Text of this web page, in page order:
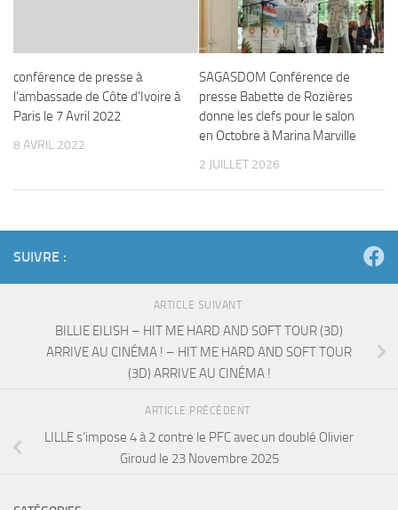
conférence de presse à
l’ambassade de Côte d’Ivoire à
Paris le 7 Avril 2022
8 AVRIL 2022
SAGASDOM Conférence de
presse Babette de Rozières
donne les clefs pour le salon
en Octobre à Marina Marville
2 JUILLET 2026
SUIVRE :
ARTICLE SUIVANT
BILLIE EILISH – HIT ME HARD AND SOFT TOUR (3D)
ARRIVE AU CINÉMA ! – HIT ME HARD AND SOFT TOUR
(3D) ARRIVE AU CINÉMA !
ARTICLE PRÉCÉDENT
LILLE s’impose 4 à 2 contre le PFC avec un doublé Olivier
Giroud le 23 Novembre 2025